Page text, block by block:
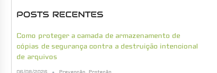
POSTS RECENTES
Como proteger a camada de armazenamento de
cópias de segurança contra a destruição intencional
de arquivos